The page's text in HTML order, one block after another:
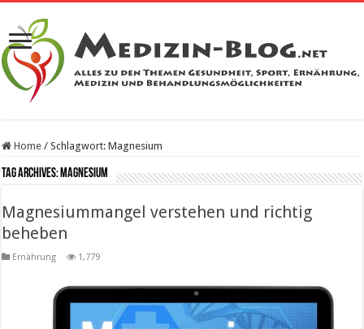
Home / Schlagwort:Magnesium
Tag Archives:Magnesium
Magnesiummangel verstehen und richtig
beheben
Ernährung 1,779